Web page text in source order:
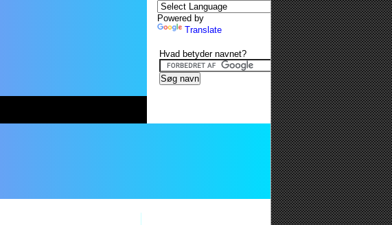
Powered by
Translate
Hvad betyder navnet?